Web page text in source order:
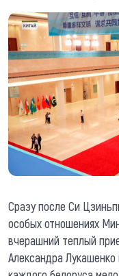
Сразу после Си
особых отношениях
вчерашний теплый
Александра